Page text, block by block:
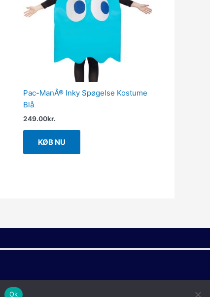
Pac-ManÂ® Inky Spøgelse Kostume
Blå
249.00kr.
KØB NU
Ok